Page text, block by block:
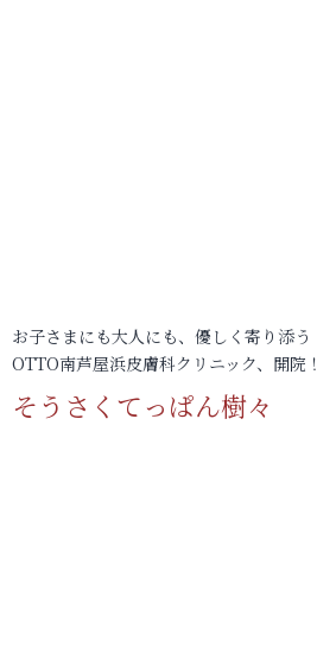
お子さまにも大人にも、優しく寄り添う
OTTO南芦屋浜皮膚科クリニック、開院！
そうさくてっぱん樹々